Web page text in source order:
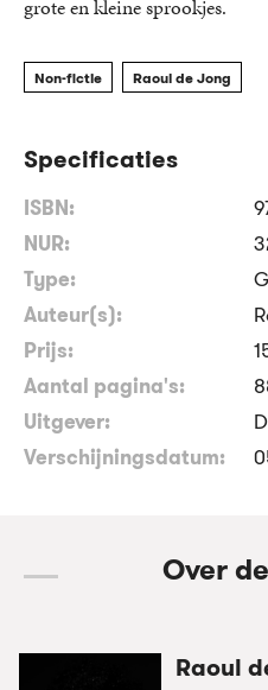
grote en kleine sprookjes.
Non-fictie Raoul de Jong
Specificaties
ISBN:
NUR:
Type:
Auteur(s):
Prijs:
Aantal pagina's:
Uitgever:
Verschijningsdatum:
Over
Raoul